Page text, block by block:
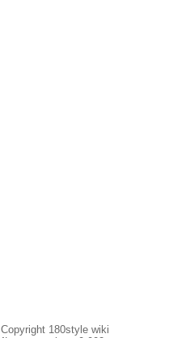
Copyright 180style wiki